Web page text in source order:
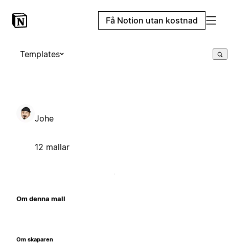
Få Notion utan kostnad
Templates
Johe
12 mallar
Om denna mall
Om skaparen